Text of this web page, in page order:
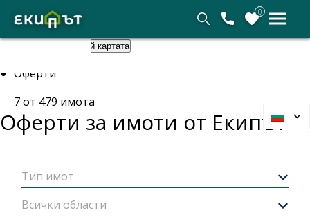
0
Скрий картата
Оферти
7от 479 имота
Оферти за имоти от Екипът
Тип имот
Всички области